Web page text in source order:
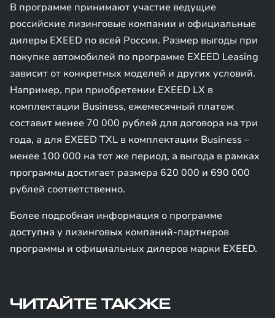
В программе принимают участие ведущие
российские лизинговые компании и официальные
дилеры EXEED по всей России. Размер выгоды при
покупке автомобилей по программе EXEED Leasing
зависит от конкретных моделей и других условий.
Например, при приобретении EXEED LX в
комплектации Business, ежемесячный платеж
составит менее 70 000 рублей для договора на три
года, а для EXEED TXL в комплектации Business –
менее 100 000 на тот же период, а выгода в рамках
программы достигает размера 620 000 и 690 000
рублей соответственно.
Более подробная информация о программе
доступна у лизинговых компаний-партнеров
программы и официальных дилеров марки EXEED.
ЧИТАЙТЕ ТАКЖЕ